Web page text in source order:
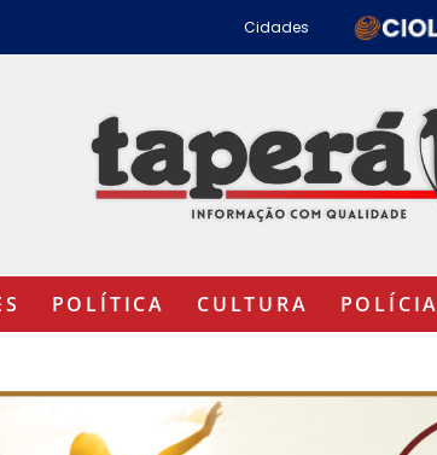
Cidades
POLÍTICA CULTURA POLÍCIA